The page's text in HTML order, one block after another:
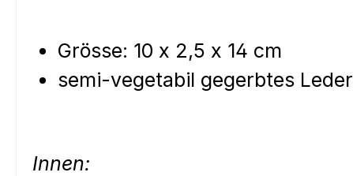
Grösse: 10 x 2,5 x 14 cm
semi-vegetabil gegerbtes Leder
Innen: